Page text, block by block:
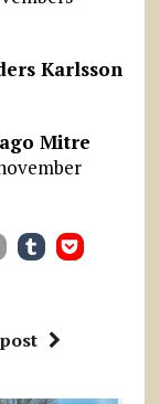
Karlsson
Mitre